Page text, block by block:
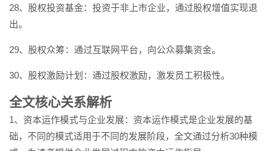
28、股权投资基金：投资于非上市企业，通过股权增值实现退
出。
29、股权众筹：通过互联网平台，向公众募集资金。
30、股权激励计划：通过股权激励，激发员工积极性。
全文核心关系解析
1、资本运作模式与企业发展：资本运作模式是企业发展的基
础，不同的模式适用于不同的发展阶段，全文通过分析30种模